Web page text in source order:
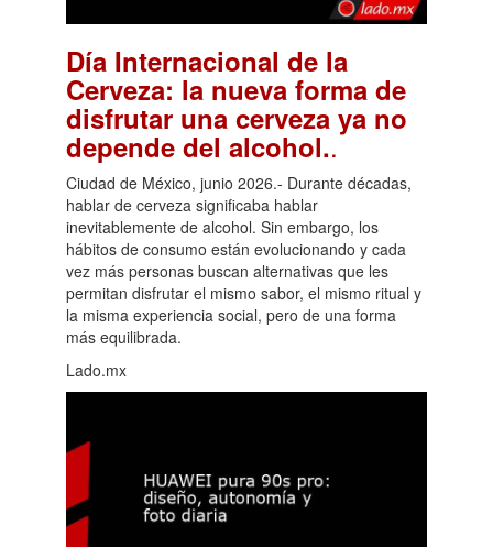
Día Internacional de la
Cerveza: la nueva forma de
disfrutar una cerveza ya no
depende del alcohol..
Ciudad de México, junio 2026.- Durante décadas,
hablar de cerveza significaba hablar
inevitablemente de alcohol. Sin embargo, los
hábitos de consumo están evolucionando y cada
vez más personas buscan alternativas que les
permitan disfrutar el mismo sabor, el mismo ritual y
la misma experiencia social, pero de una forma
más equilibrada.
Lado.mx